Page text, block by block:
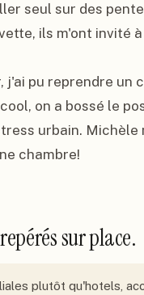
seul sur des
ils m'ont invité
j'ai pu reprendre un
on a bossé le
urbain.
chambre!
sur place.
plutôt qu'hotels,